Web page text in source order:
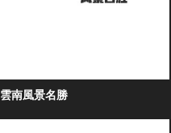
雲南風景名勝